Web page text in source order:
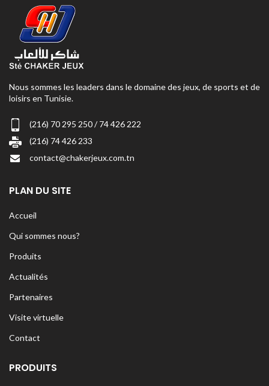
Nous sommes les leaders dans le domaine des jeux, de sports et de
loisirs en Tunisie.
(216) 70 295 250 / 74 426 222
(216) 74 426 233
contact@chakerjeux.com.tn
PLAN DU SITE
Accueil
Qui sommes nous?
Produits
Actualités
Partenaires
Visite virtuelle
Contact
PRODUITS